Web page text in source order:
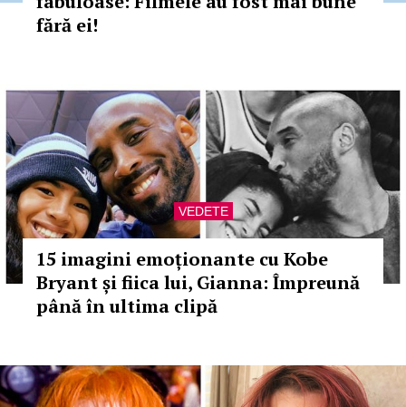
fără ei!
VEDETE
15 imagini emoționante cu Kobe
Bryant și fiica lui, Gianna: Împreună
până în ultima clipă